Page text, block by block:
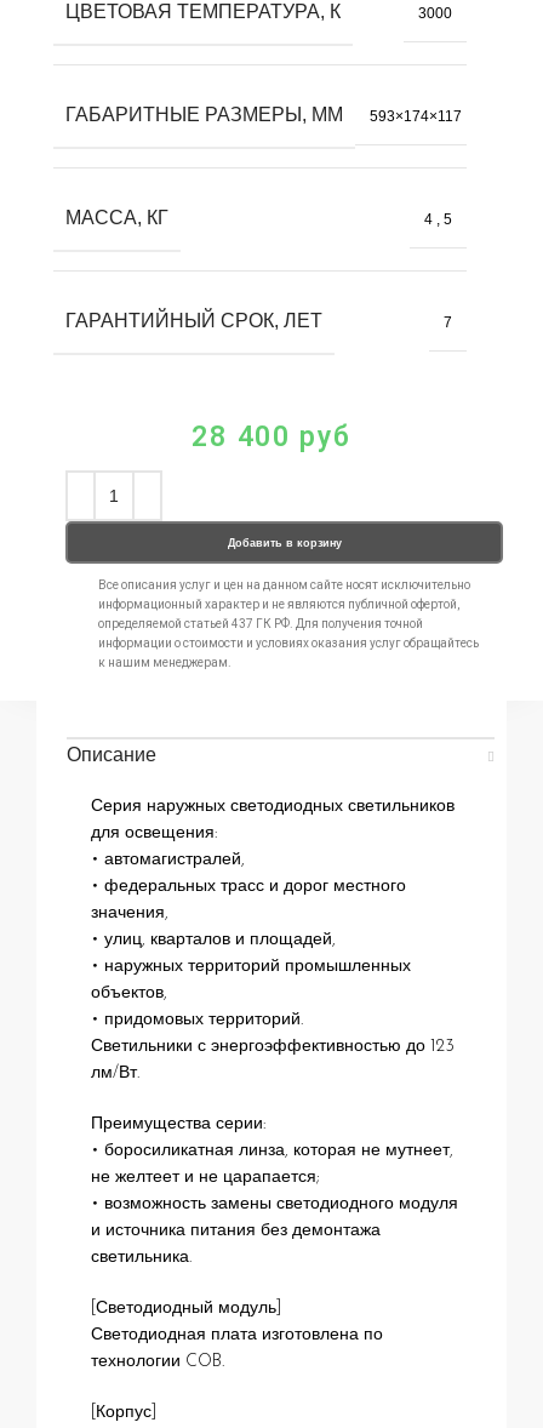
ЦВЕТОВАЯ ТЕМПЕРАТУРА, К 3000
ГАБАРИТНЫЕ РАЗМЕРЫ, ММ 593×174×117
МАССА, КГ 4 , 5
ГАРАНТИЙНЫЙ СРОК, ЛЕТ 7
28 400 руб
Добавить в корзину
Все описания услуг и цен на данном сайте носят исключительно
информационный характер и не являются публичной офертой,
определяемой статьей 437 ГК РФ. Для получения точной
информации о стоимости и условиях оказания услуг обращайтесь
к нашим менеджерам.
Описание
Серия наружных светодиодных светильников
для освещения:
• автомагистралей,
• федеральных трасс и дорог местного
значения,
• улиц, кварталов и площадей,
• наружных территорий промышленных
объектов,
• придомовых территорий.
Светильники с энергоэффективностью до 123
лм/Вт.
Преимущества серии:
• боросиликатная линза, которая не мутнеет,
не желтеет и не царапается;
• возможность замены светодиодного модуля
и источника питания без демонтажа
светильника.
[Светодиодный модуль]
Светодиодная плата изготовлена по
технологии COB.
[Корпус]